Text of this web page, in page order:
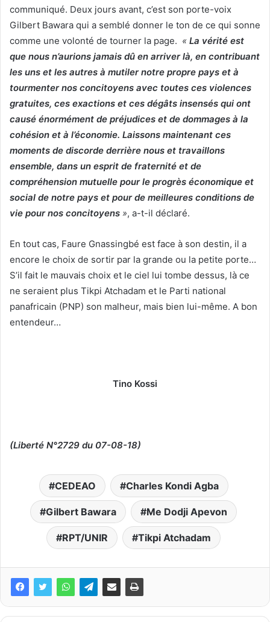
communiqué. Deux jours avant, c’est son porte-voix
Gilbert Bawara qui a semblé donner le ton de ce qui sonne
comme une volonté de tourner la page. « La vérité est
que nous n’aurions jamais dû en arriver là, en contribuant
les uns et les autres à mutiler notre propre pays et à
tourmenter nos concitoyens avec toutes ces violences
gratuites, ces exactions et ces dégâts insensés qui ont
causé énormément de préjudices et de dommages à la
cohésion et à l’économie. Laissons maintenant ces
moments de discorde derrière nous et travaillons
ensemble, dans un esprit de fraternité et de
compréhension mutuelle pour le progrès économique et
social de notre pays et pour de meilleures conditions de
vie pour nos concitoyens », a-t-il déclaré.
En tout cas, Faure Gnassingbé est face à son destin, il a
encore le choix de sortir par la grande ou la petite porte…
S’il fait le mauvais choix et le ciel lui tombe dessus, là ce
ne seraient plus Tikpi Atchadam et le Parti national
panafricain (PNP) son malheur, mais bien lui-même. A bon
entendeur…
Tino Kossi
(Liberté N°2729 du 07-08-18)
CEDEAO Charles Kondi Agba
Gilbert Bawara Me Dodji Apevon
RPT/UNIR Tikpi Atchadam